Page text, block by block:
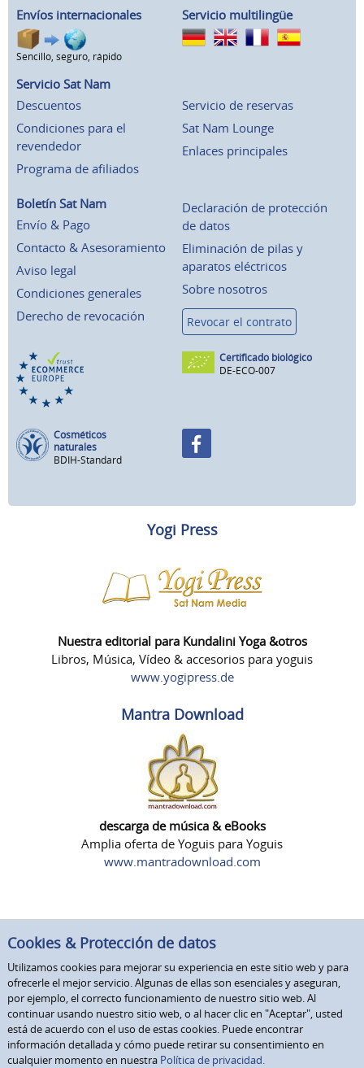
Envíos internacionales
Sencillo, seguro, rápido
Servicio multilingüe
Servicio Sat Nam
Descuentos
Condiciones para el
revendedor
Programa de afiliados
Servicio de reservas
Sat Nam Lounge
Enlaces principales
Boletín Sat Nam
Envío & Pago
Contacto & Asesoramiento
Aviso legal
Condiciones generales
Derecho de revocación
Declaración de protección
de datos
Eliminación de pilas y
aparatos eléctricos
Sobre nosotros
Revocar el contrato
Certificado biológico
DE-ECO-007
Cosméticos
naturales
BDIH-Standard
Yogi Press
Nuestra editorial para Kundalini Yoga &otros
Libros, Música, Vídeo & accesorios para yoguis
www.yogipress.de
Mantra Download
descarga de música & eBooks
Amplia oferta de Yoguis para Yoguis
www.mantradownload.com
Cookies & Protección de datos
Utilizamos cookies para mejorar su experiencia en este sitio web y para
ofrecerle el mejor servicio. Algunas de ellas son esenciales y aseguran,
por ejemplo, el correcto funcionamiento de nuestro sitio web. Al
continuar usando nuestro sitio web, o al hacer clic en "Aceptar", usted
está de acuerdo con el uso de estas cookies. Puede encontrar
información detallada y cómo puede retirar su consentimiento en
cualquier momento en nuestra Política de privacidad.